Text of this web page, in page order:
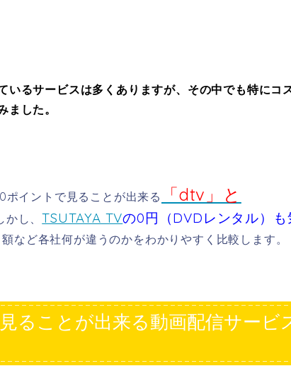
いるサービスは多くありますが、その中でも特にコ
ました。
イントで見ることが出来る
「dtv」と
かし、TSUTAYA TVの0円（DVDレンタル）も
など各社何が違うのかをわかりやすく比較します。
ることが出来る動画配信サービ